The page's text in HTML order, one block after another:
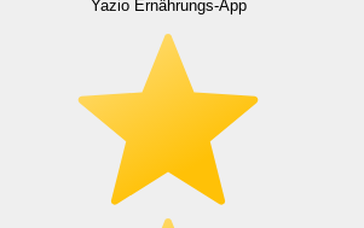
Yazio Ernährungs-App